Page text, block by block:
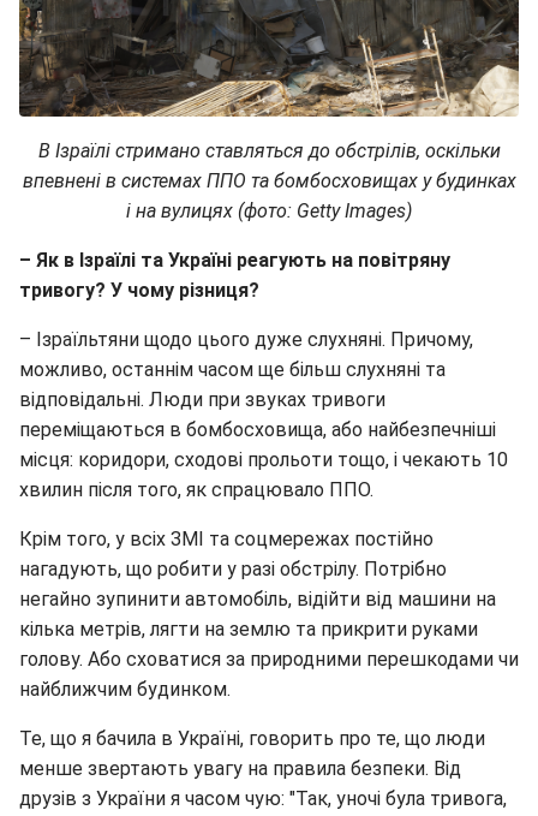
В Ізраїлі стримано ставляться до обстрілів, оскільки
впевнені в системах ППО та бомбосховищах у будинках
і на вулицях (фото: Getty Images)
– Як в Ізраїлі та Україні реагують на повітряну
тривогу? У чому різниця?
– Ізраїльтяни щодо цього дуже слухняні. Причому,
можливо, останнім часом ще більш слухняні та
відповідальні. Люди при звуках тривоги
переміщаються в бомбосховища, або найбезпечніші
місця: коридори, сходові прольоти тощо, і чекають 10
хвилин після того, як спрацювало ППО.
Крім того, у всіх ЗМІ та соцмережах постійно
нагадують, що робити у разі обстрілу. Потрібно
негайно зупинити автомобіль, відійти від машини на
кілька метрів, лягти на землю та прикрити руками
голову. Або сховатися за природними перешкодами чи
найближчим будинком.
Те, що я бачила в Україні, говорить про те, що люди
менше звертають увагу на правила безпеки. Від
друзів з України я часом чую: "Так, уночі була тривога,